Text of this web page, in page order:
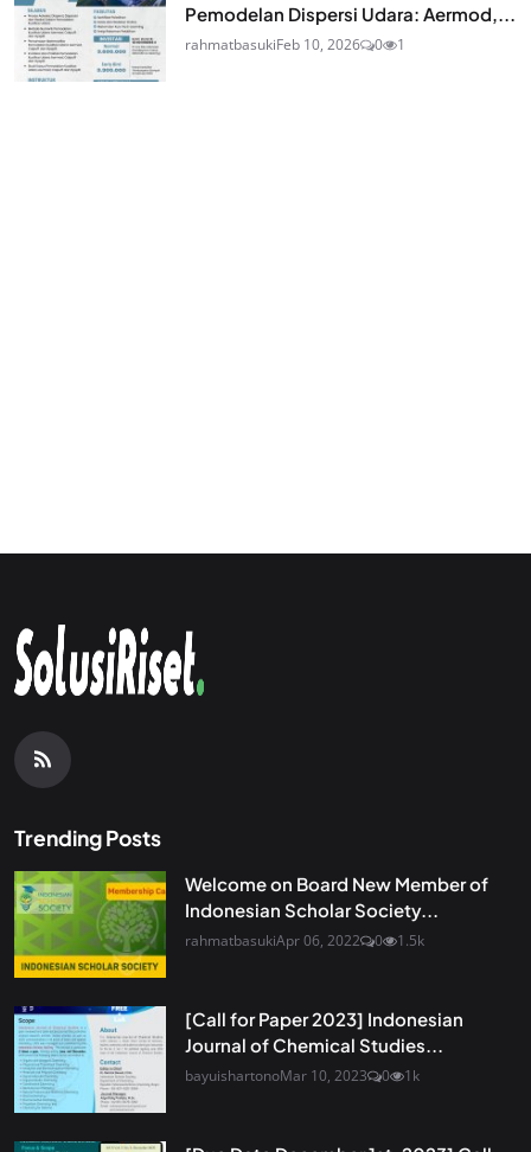
Pemodelan Dispersi Udara: Aermod,...
rahmatbasukiFeb 10, 2026 0 1
Trending Posts
Welcome on Board New Member of
Indonesian Scholar Society...
rahmatbasukiApr 06, 2022 0 1.5k
[Call for Paper 2023] Indonesian
Journal of Chemical Studies...
bayuishartonoMar 10, 2023 0 1k